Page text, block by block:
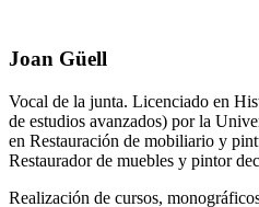
Joan Güell
Vocal de la junta. Licenciado en
de estudios avanzados) por la
en Restauración de mobiliario y
Restaurador de muebles y pintor
Realización de cursos,